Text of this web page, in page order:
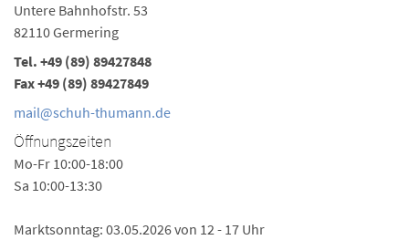
Untere Bahnhofstr. 53
82110 Germering
Tel. +49 (89) 89427848
Fax +49 (89) 89427849
mail@schuh-thumann.de
Öffnungszeiten
Mo-Fr 10:00-18:00
Sa 10:00-13:30
Marktsonntag: 03.05.2026 von 12 - 17 Uhr